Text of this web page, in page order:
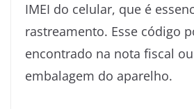
IMEI do celular, que é
rastreamento. Esse código
encontrado na nota fiscal
embalagem do aparelho.